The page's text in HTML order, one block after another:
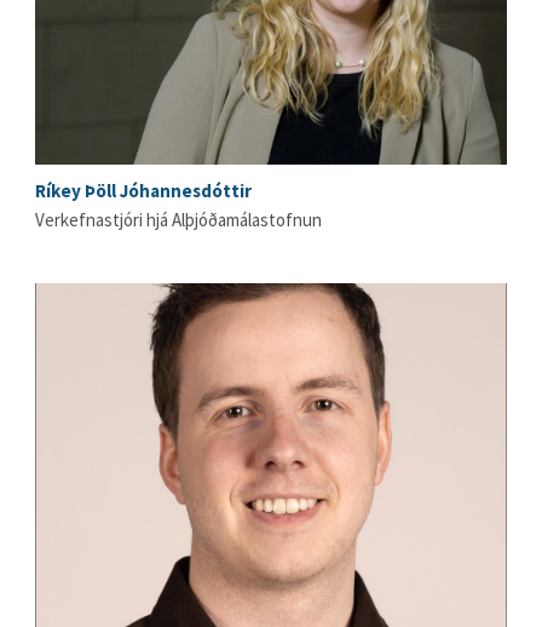
Ríkey Þöll Jóhannesdóttir
Verkefnastjóri hjá Alþjóðamálastofnun